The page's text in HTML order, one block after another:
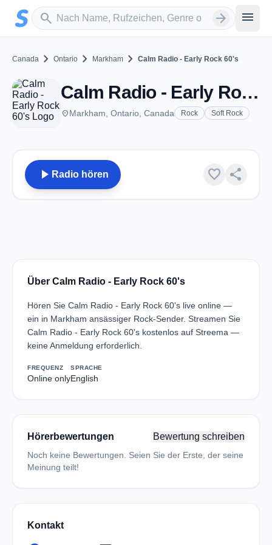
Zum Hauptinhalt springen
search
Sender suchen arrow_forward menu
Canada chevron_right Ontario chevron_right Markham chevron_right Calm Radio - Early Rock 60's
Calm Radio - Early Rock 60's - Markham, ON
placeMarkham, Ontario, Canada Rock Soft Rock
play_arrow Radio hören favorite share
Über Calm Radio - Early Rock 60's
Hören Sie Calm Radio - Early Rock 60's live online —
ein in Markham ansässiger Rock-Sender. Streamen Sie
Calm Radio - Early Rock 60's kostenlos auf Streema —
keine Anmeldung erforderlich.
FREQUENZ
Online only
SPRACHE
English
Hörerbewertungen Bewertung schreiben
Noch keine Bewertungen. Seien Sie der Erste, der seine
Meinung teilt!
Kontakt